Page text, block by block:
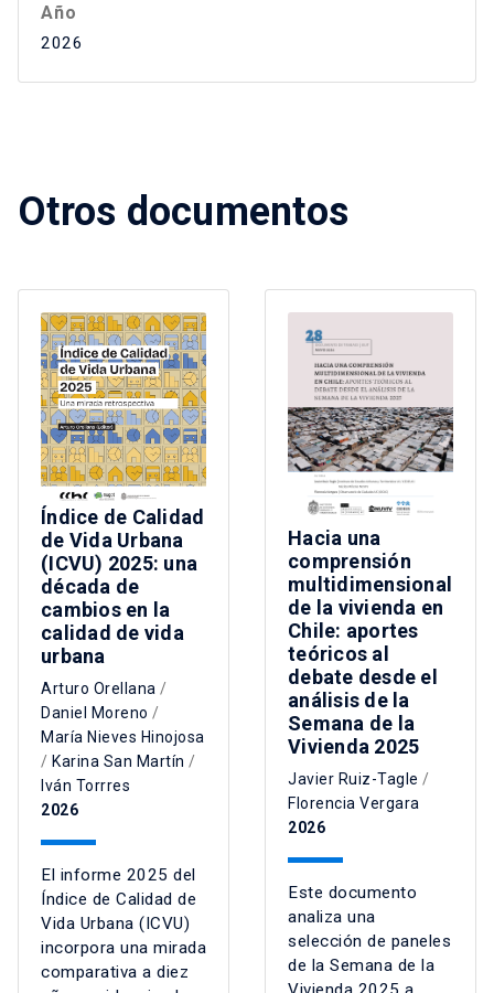
Año
2026
Otros documentos
Índice de Calidad
de Vida Urbana
(ICVU) 2025: una
década de
cambios en la
calidad de vida
urbana
Arturo Orellana /
Daniel Moreno /
María Nieves Hinojosa
/ Karina San Martín /
Iván Torrres
2026
El informe 2025 del
Índice de Calidad de
Vida Urbana (ICVU)
incorpora una mirada
comparativa a diez
Hacia una
comprensión
multidimensional
de la vivienda en
Chile: aportes
teóricos al
debate desde el
análisis de la
Semana de la
Vivienda 2025
Javier Ruiz-Tagle /
Florencia Vergara
2026
Este documento
analiza una
selección de paneles
de la Semana de la